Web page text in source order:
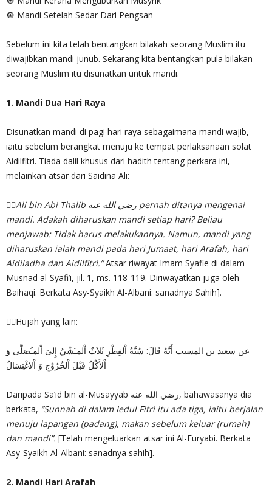
🔘 Mandi Setelah Sedar Dari Pengsan
Sebelum ini kita telah bentangkan bilakah seorang Muslim itu
diwajibkan mandi junub. Sekarang kita bentangkan pula bilakan
seorang Muslim itu disunatkan untuk mandi.
1. Mandi Dua Hari Raya
Disunatkan mandi di pagi hari raya sebagaimana mandi wajib,
iaitu sebelum berangkat menuju ke tempat perlaksanaan solat
Aidilfitri. Tiada dalil khusus dari hadith tentang perkara ini,
melainkan atsar dari Saidina Ali:
✍🏻Ali bin Abi Thalib رضي الله عنه pernah ditanya mengenai
mandi. Adakah diharuskan mandi setiap hari? Beliau
menjawab: Tidak harus melakukannya. Namun, mandi yang
diharuskan ialah mandi pada hari Jumaat, hari Arafah, hari
Aidiladha dan Aidilfitri.”Atsar riwayat Imam Syafie di dalam
Musnad al-Syafi’i, jil. 1, ms. 118-119. Diriwayatkan juga oleh
Baihaqi. Berkata Asy-Syaikh Al-Albani: sanadnya Sahih].
✍🏻Hujah yang lain:
عن سعيد بن المسيب أَنَّهُ قَالَ: سُنَّةُ اْلفِطْرِ ثَلاَثٌ اْلمـَشْيُ إِلىَ اْلمـُصَلَّى وَ
اْلأَكْلُ قَبْلَ اْلخُرُوْجِ وَ اْلاغْتِسَالُ
Daripada Sa’id bin al-Musayyab رضي الله عنه, bahawasanya dia
berkata, “Sunnah di dalam Iedul Fitri itu ada tiga, iaitu berjalan
menuju lapangan (padang), makan sebelum keluar (rumah)
dan mandi”. [Telah mengeluarkan atsar ini Al-Furyabi. Berkata
Asy-Syaikh Al-Albani: sanadnya sahih].
2. Mandi Hari Arafah